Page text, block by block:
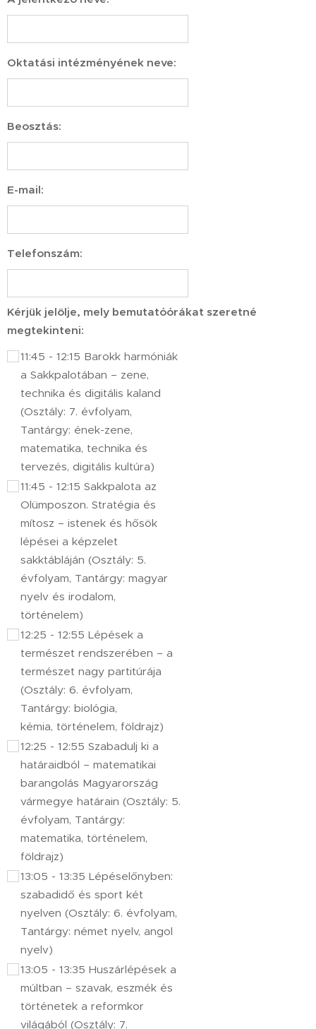
Oktatási intézményének neve:
Beosztás:
E-mail:
Telefonszám:
Kérjük jelölje, mely bemutatóórákat szeretné
megtekinteni:
11:45 - 12:15 Barokk harmóniák
a Sakkpalotában – zene,
technika és digitális kaland
(Osztály: 7. évfolyam,
Tantárgy: ének-zene,
matematika, technika és
tervezés, digitális kultúra)
11:45 - 12:15 Sakkpalota az
Olümposzon. Stratégia és
mítosz – istenek és hősök
lépései a képzelet
sakktábláján (Osztály: 5.
évfolyam, Tantárgy: magyar
nyelv és irodalom,
történelem)
12:25 - 12:55 Lépések a
természet rendszerében – a
természet nagy partitúrája
(Osztály: 6. évfolyam,
Tantárgy: biológia,
kémia, történelem, földrajz)
12:25 - 12:55 Szabadulj ki a
határaidból – matematikai
barangolás Magyarország
vármegye határain (Osztály: 5.
évfolyam, Tantárgy:
matematika, történelem,
földrajz)
13:05 - 13:35 Lépéselőnyben:
szabadidő és sport két
nyelven (Osztály: 6. évfolyam,
Tantárgy: német nyelv, angol
nyelv)
13:05 - 13:35 Huszárlépések a
múltban – szavak, eszmék és
történetek a reformkor
világából (Osztály: 7.